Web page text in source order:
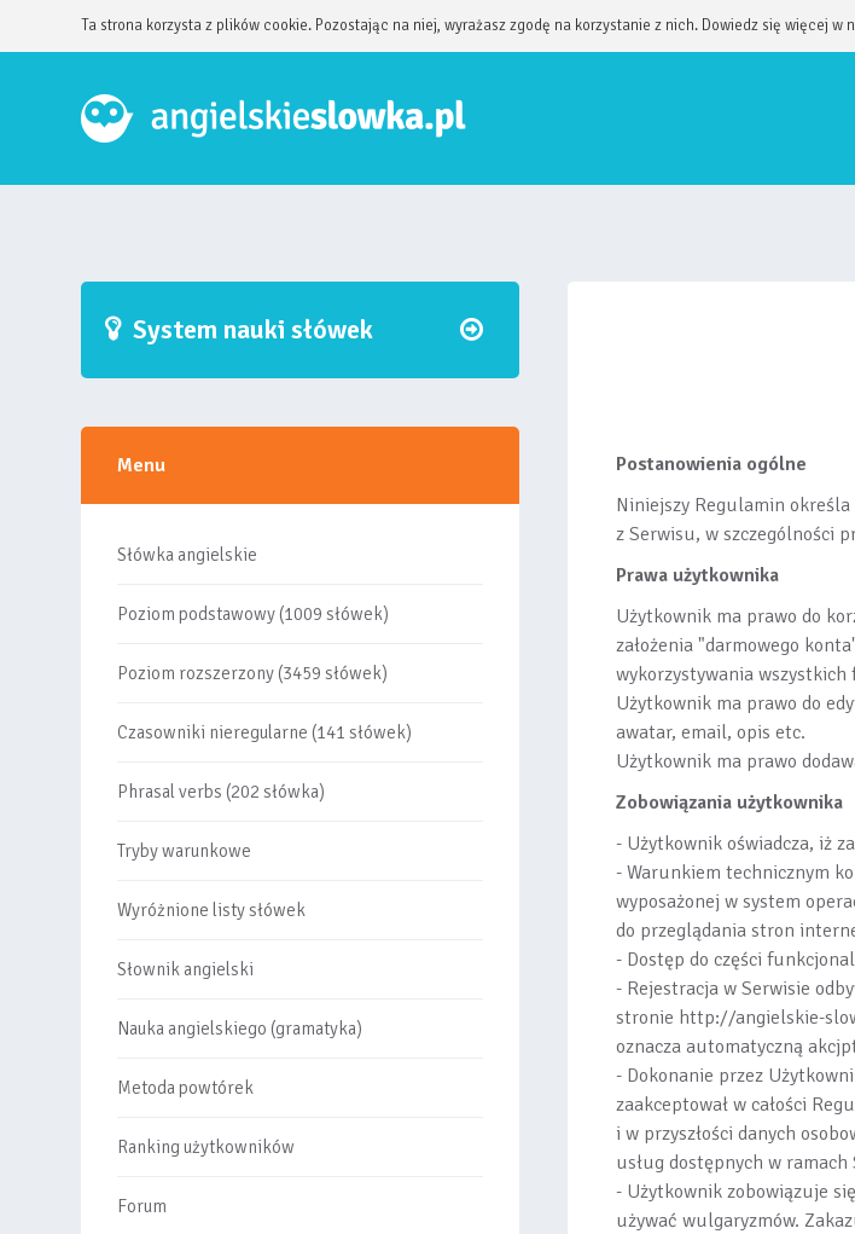
Ta strona korzysta z plików cookie. Pozostając na niej, wyrażasz zgodę na korzystanie z nich. Dowiedz się więcej w
System nauki słówek
Menu
Słówka angielskie
Poziom podstawowy (1009 słówek)
Poziom rozszerzony (3459 słówek)
Czasowniki nieregularne (141 słówek)
Phrasal verbs (202 słówka)
Tryby warunkowe
Wyróżnione listy słówek
Słownik angielski
Nauka angielskiego (gramatyka)
Metoda powtórek
Ranking użytkowników
Forum
Postanowienia ogólne
Niniejszy Regulamin
z Serwisu, w szczególności
Prawa użytkownika
Użytkownik ma prawo do
założenia "darmowego
wykorzystywania
Użytkownik ma prawo do
awatar, email, opis etc.
Użytkownik ma prawo
Zobowiązania użytkownika
- Użytkownik oświadcza, iż
- Warunkiem technicznym
wyposażonej w system
do przeglądania stron
- Dostęp do części
- Rejestracja w Serwisie
stronie http://angielskie-
oznacza automatyczną
- Dokonanie przez
zaakceptował w całości
i w przyszłości danych
usług dostępnych w
- Użytkownik zobowiązuje
używać wulgaryzmów.